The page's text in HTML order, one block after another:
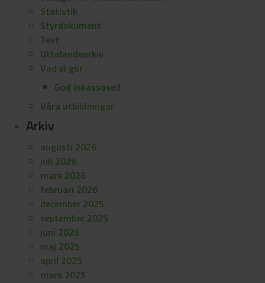
Statistik
Styrdokument
Test
Uttalandearkiv
Vad vi gör
God inkassosed
Våra utbildningar
Arkiv
augusti 2026
juli 2026
mars 2026
februari 2026
december 2025
september 2025
juni 2025
maj 2025
april 2025
mars 2025